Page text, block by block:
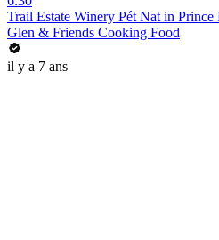
Trail Estate Winery Pét Nat in
Glen & Friends Cooking Food
il y a 7 ans